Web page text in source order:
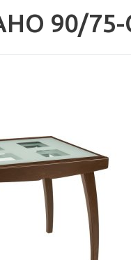
90/75-